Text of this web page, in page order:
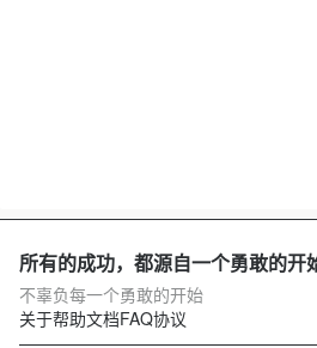
所有的成功，都源自一个勇敢的开
不辜负每一个勇敢的开始
关于帮助文档FAQ协议